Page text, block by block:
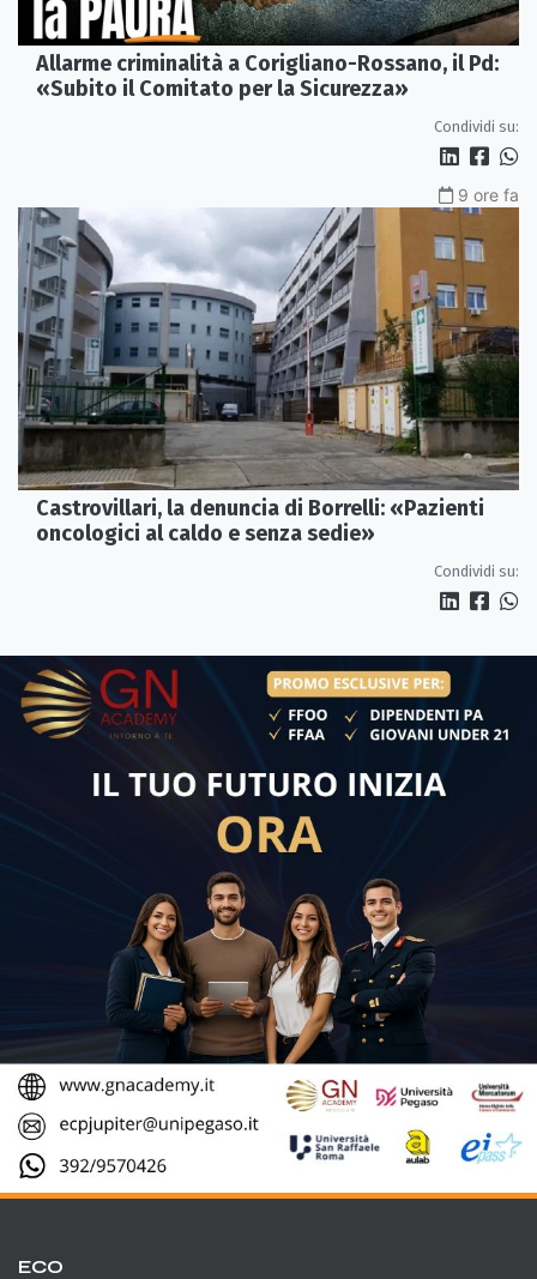
Allarme criminalità a Corigliano-Rossano, il Pd:
«Subito il Comitato per la Sicurezza»
Condividi su:
9 ore fa
Castrovillari, la denuncia di Borrelli: «Pazienti
oncologici al caldo e senza sedie»
Condividi su:
ECO